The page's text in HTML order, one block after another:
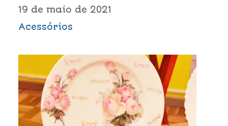
19 de maio de 2021
Acessórios